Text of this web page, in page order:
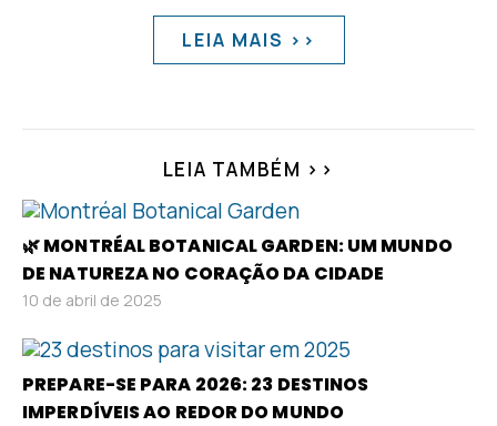
LEIA MAIS >>
LEIA TAMBÉM >>
🌿 MONTRÉAL BOTANICAL GARDEN: UM MUNDO
DE NATUREZA NO CORAÇÃO DA CIDADE
10 de abril de 2025
PREPARE-SE PARA 2026: 23 DESTINOS
IMPERDÍVEIS AO REDOR DO MUNDO